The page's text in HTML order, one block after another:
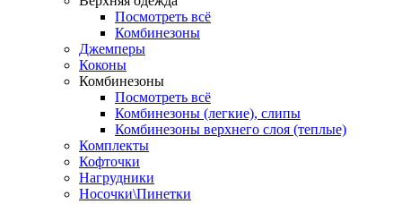
Посмотреть всё
Комбинезоны
Джемперы
Коконы
Комбинезоны
Посмотреть всё
Комбинезоны (легкие), слипы
Комбинезоны верхнего слоя (теплые)
Комплекты
Кофточки
Нагрудники
Носочки\Пинетки